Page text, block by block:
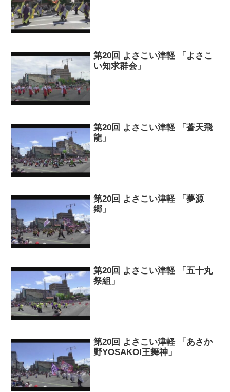
第20回 よさこい津軽 「よさこ
い知求群会」
第20回 よさこい津軽 「蒼天飛
龍」
第20回 よさこい津軽 「夢源
郷」
第20回 よさこい津軽 「五十丸
祭組」
第20回 よさこい津軽 「あさか
野YOSAKOI王舞神」